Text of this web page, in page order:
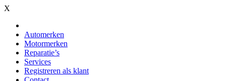
X
Automerken
Motormerken
Reparatie’s
Services
Registreren als klant